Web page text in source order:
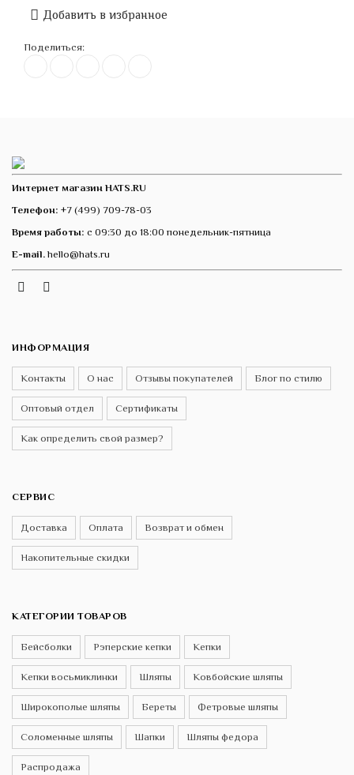
Добавить в избранное
Поделиться:
Интернет магазин HATS.RU
Телефон: +7 (499) 709-78-03
Время работы: с 09:30 до 18:00 понедельник-пятница
E-mail. hello@hats.ru
Instagram
ИНФОРМАЦИЯ
Контакты О нас Отзывы покупателей Блог по стилю
Оптовый отдел Сертификаты
Как определить свой размер?
СЕРВИС
Доставка Оплата Возврат и обмен
Накопительные скидки
КАТЕГОРИИ ТОВАРОВ
Бейсболки Рэперские кепки Кепки
Кепки восьмиклинки Шляпы Ковбойские шляпы
Широкополые шляпы Береты Фетровые шляпы
Соломенные шляпы Шапки Шляпы федора
Распродажа